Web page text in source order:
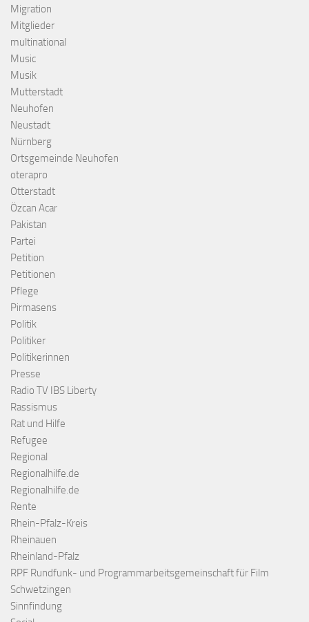
Migration
Mitglieder
multinational
Music
Musik
Mutterstadt
Neuhofen
Neustadt
Nürnberg
Ortsgemeinde Neuhofen
oterapro
Otterstadt
Özcan Acar
Pakistan
Partei
Petition
Petitionen
Pflege
Pirmasens
Politik
Politiker
Politikerinnen
Presse
Radio TV IBS Liberty
Rassismus
Rat und Hilfe
Refugee
Regional
Regionalhilfe.de
Regionalhilfe.de
Rente
Rhein-Pfalz-Kreis
Rheinauen
Rheinland-Pfalz
RPF Rundfunk- und Programmarbeitsgemeinschaft für Film
Schwetzingen
Sinnfindung